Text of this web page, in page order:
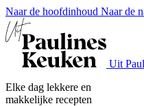
Naar de hoofdinhoud Naar de
Uit
Elke dag lekkere en
makkelijke recepten